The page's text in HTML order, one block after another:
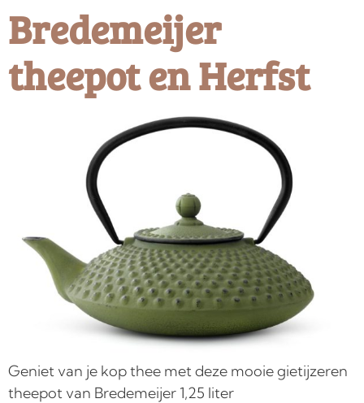
Bredemeijer
theepot en Herfst
Geniet van je kop thee met deze mooie gietijzeren
theepot van Bredemeijer 1,25 liter